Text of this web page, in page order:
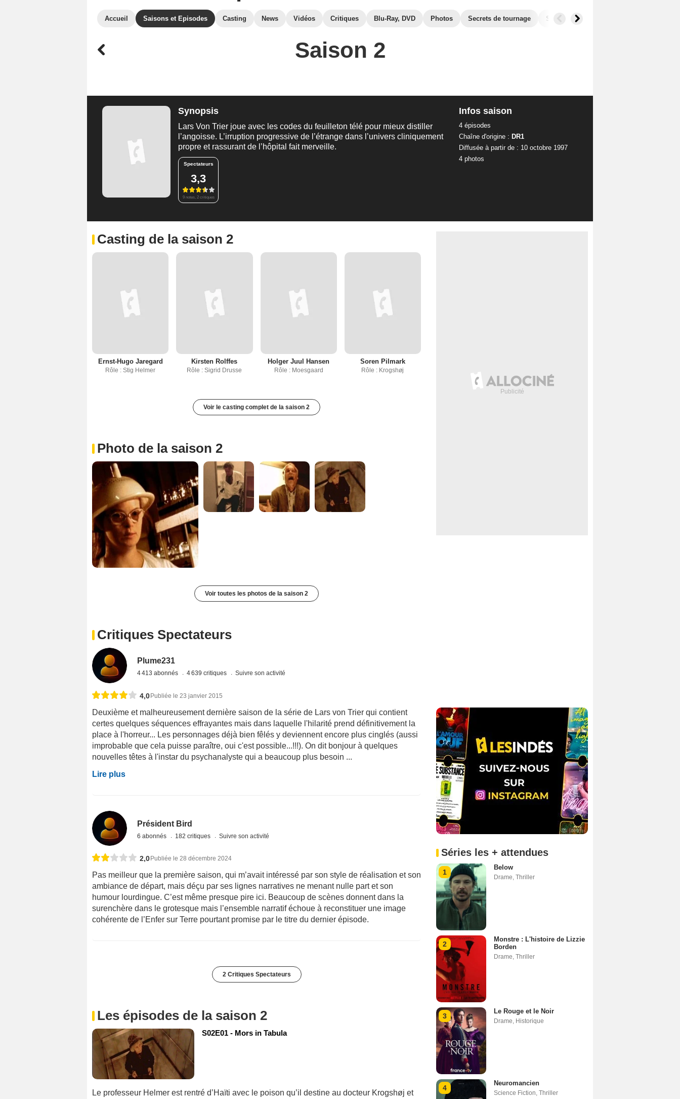
Accueil Saisons et Episodes Casting News Vidéos Critiques Blu-Ray, DVD Photos Secrets de tournage Séries similaires
Saison 2
Synopsis
Lars Von Trier joue avec les codes du feuilleton télé pour mieux distiller
l’angoisse. L’irruption progressive de l’étrange dans l’univers cliniquement
propre et rassurant de l’hôpital fait merveille.
Spectateurs
3,3
9 notes, 2 critiques
Infos saison
4 épisodes
Chaîne d'origine : DR1
Diffusée à partir de : 10 octobre 1997
4 photos
Casting de la saison 2
Ernst-Hugo Jaregard
Rôle : Stig Helmer
Kirsten Rolffes
Rôle : Sigrid Drusse
Holger Juul Hansen
Rôle : Moesgaard
Soren Pilmark
Rôle : Krogshøj
Voir le casting complet de la saison 2
Photo de la saison 2
Voir toutes les photos de la saison 2
Critiques Spectateurs
Plume231
4 413 abonnés 4 639 critiques Suivre son activité
4,0Publiée le 23 janvier 2015
Deuxième et malheureusement dernière saison de la série de Lars von Trier qui contient
certes quelques séquences effrayantes mais dans laquelle l'hilarité prend définitivement la
place à l'horreur... Les personnages déjà bien fêlés y deviennent encore plus cinglés (aussi
improbable que cela puisse paraître, oui c'est possible...!!!). On dit bonjour à quelques
nouvelles têtes à l'instar du psychanalyste qui a beaucoup plus besoin ...
Lire plus
Président Bird
6 abonnés 182 critiques Suivre son activité
2,0Publiée le 28 décembre 2024
Pas meilleur que la première saison, qui m’avait intéressé par son style de réalisation et son
ambiance de départ, mais déçu par ses lignes narratives ne menant nulle part et son
humour lourdingue. C’est même presque pire ici. Beaucoup de scènes donnent dans la
surenchère dans le grotesque mais l’ensemble narratif échoue à reconstituer une image
cohérente de l’Enfer sur Terre pourtant promise par le titre du dernier épisode.
2 Critiques Spectateurs
Les épisodes de la saison 2
S02E01 - Mors in Tabula
Le professeur Helmer est rentré d’Haïti avec le poison qu’il destine au docteur Krogshøj et
Séries les + attendues
1
Below
Drame Thriller
2
Monstre : L'histoire de Lizzie
Borden
Drame Thriller
3
Le Rouge et le Noir
Drame Historique
4
Neuromancien
Science Fiction Thriller